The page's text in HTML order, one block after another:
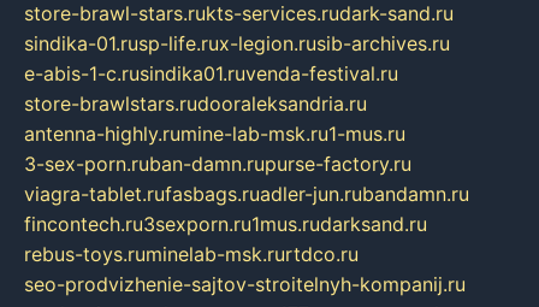
store-brawl-stars.rukts-services.rudark-sand.ru
sindika-01.rusp-life.rux-legion.rusib-archives.ru
e-abis-1-c.rusindika01.ruvenda-festival.ru
store-brawlstars.rudooraleksandria.ru
antenna-highly.rumine-lab-msk.ru1-mus.ru
3-sex-porn.ruban-damn.rupurse-factory.ru
viagra-tablet.rufasbags.ruadler-jun.rubandamn.ru
fincontech.ru3sexporn.ru1mus.rudarksand.ru
rebus-toys.ruminelab-msk.rurtdco.ru
seo-prodvizhenie-sajtov-stroitelnyh-kompanij.ru